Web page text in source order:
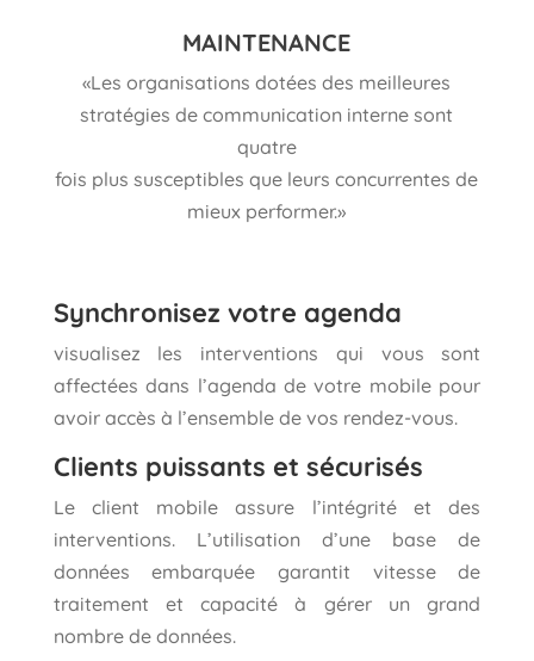
MAINTENANCE
«Les organisations dotées des meilleures
stratégies de communication interne sont
quatre
fois plus susceptibles que leurs concurrentes de
mieux performer.»
Synchronisez votre agenda
visualisez les interventions qui vous sont
affectées dans l’agenda de votre mobile pour
avoir accès à l’ensemble de vos rendez-vous.
Clients puissants et sécurisés
Le client mobile assure l’intégrité et des
interventions. L’utilisation d’une base de
données embarquée garantit vitesse de
traitement et capacité à gérer un grand
nombre de données.